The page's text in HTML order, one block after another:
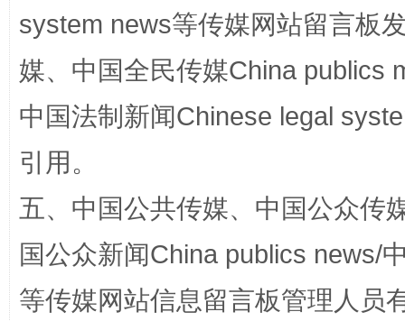
system news等传媒网站留言板
媒、中国全民传媒China publics
中国法制新闻Chinese legal
引用。
五、中国公共传媒、中国公众传
国公众新闻China publics news/
等传媒网站信息留言板管理人员